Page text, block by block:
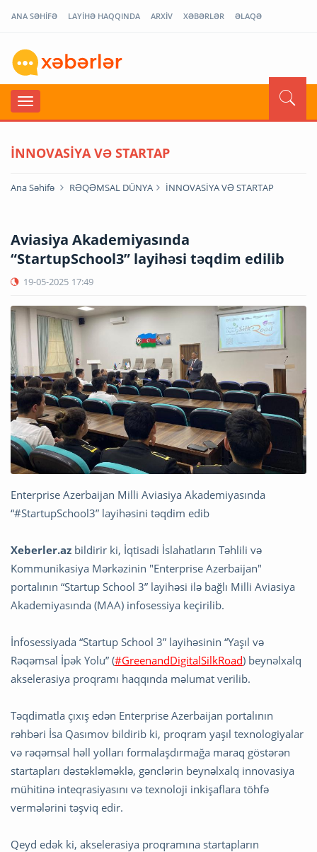
ANA SƏHİFƏ LAYİHƏ HAQQINDA ARXİV XƏBƏRLƏR ƏLAQƏ
İNNOVASİYA VƏ STARTAP
Ana Səhifə RƏQƏMSAL DÜNYA İNNOVASİYA VƏ STARTAP
Aviasiya Akademiyasında
“StartupSchool3” layihəsi təqdim edilib
19-05-2025 17:49
Enterprise Azerbaijan Milli Aviasiya Akademiyasında
“#StartupSchool3” layihəsini təqdim edib
Xeberler.az bildirir ki, İqtisadi İslahatların Təhlili və
Kommunikasiya Mərkəzinin "Enterprise Azerbaijan"
portalının “Startup School 3” layihəsi ilə bağlı Milli Aviasiya
Akademiyasında (MAA) infosessiya keçirilib.
İnfosessiyada “Startup School 3” layihəsinin “Yaşıl və
Rəqəmsal İpək Yolu” (#GreenandDigitalSilkRoad) beynəlxalq
akselerasiya proqramı haqqında məlumat verilib.
Təqdimatla çıxış edən Enterprise Azerbaijan portalının
rəhbəri İsa Qasımov bildirib ki, proqram yaşıl texnologiyalar
və rəqəmsal həll yolları formalaşdırmağa maraq göstərən
startapları dəstəkləməklə, gənclərin beynəlxalq innovasiya
mühitinə inteqrasiyasını və texnoloji inkişaflara töhfə
vermələrini təşviq edir.
Qeyd edək ki, akselerasiya proqramına startapların